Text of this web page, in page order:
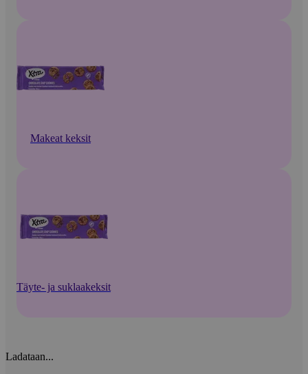
Makeat keksit
Täyte- ja suklaakeksit
Ladataan...